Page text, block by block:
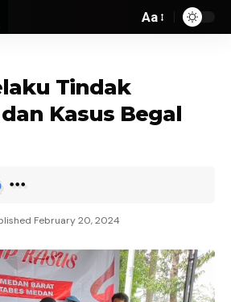
Aa
Tindak
Kasus Begal
February 20, 2024